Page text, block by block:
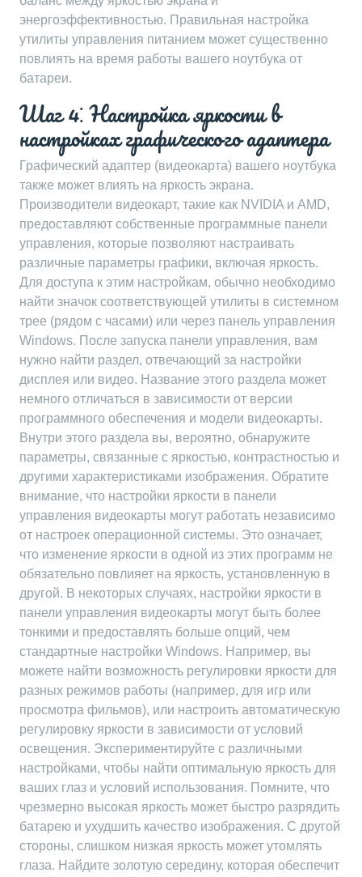
энергоэффективностью. Правильная настройка
утилиты управления питанием может существенно
повлиять на время работы вашего ноутбука от
батареи.
Шаг 4⁚ Настройка яркости в
настройках графического адаптера
Графический адаптер (видеокарта) вашего ноутбука
также может влиять на яркость экрана.
Производители видеокарт, такие как NVIDIA и AMD,
предоставляют собственные программные панели
управления, которые позволяют настраивать
различные параметры графики, включая яркость.
Для доступа к этим настройкам, обычно необходимо
найти значок соответствующей утилиты в системном
трее (рядом с часами) или через панель управления
Windows. После запуска панели управления, вам
нужно найти раздел, отвечающий за настройки
дисплея или видео. Название этого раздела может
немного отличаться в зависимости от версии
программного обеспечения и модели видеокарты.
Внутри этого раздела вы, вероятно, обнаружите
параметры, связанные с яркостью, контрастностью и
другими характеристиками изображения. Обратите
внимание, что настройки яркости в панели
управления видеокарты могут работать независимо
от настроек операционной системы. Это означает,
что изменение яркости в одной из этих программ не
обязательно повлияет на яркость, установленную в
другой. В некоторых случаях, настройки яркости в
панели управления видеокарты могут быть более
тонкими и предоставлять больше опций, чем
стандартные настройки Windows. Например, вы
можете найти возможность регулировки яркости для
разных режимов работы (например, для игр или
просмотра фильмов), или настроить автоматическую
регулировку яркости в зависимости от условий
освещения. Экспериментируйте с различными
настройками, чтобы найти оптимальную яркость для
ваших глаз и условий использования. Помните, что
чрезмерно высокая яркость может быстро разрядить
батарею и ухудшить качество изображения. С другой
стороны, слишком низкая яркость может утомлять
глаза. Найдите золотую середину, которая обеспечит